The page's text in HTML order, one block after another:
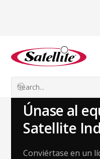
Ami
Gerente de Éxito del
Únase al
Satellite
Conviértase en un